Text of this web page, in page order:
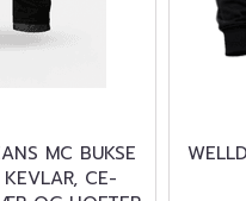
MC BUKSE
CE-